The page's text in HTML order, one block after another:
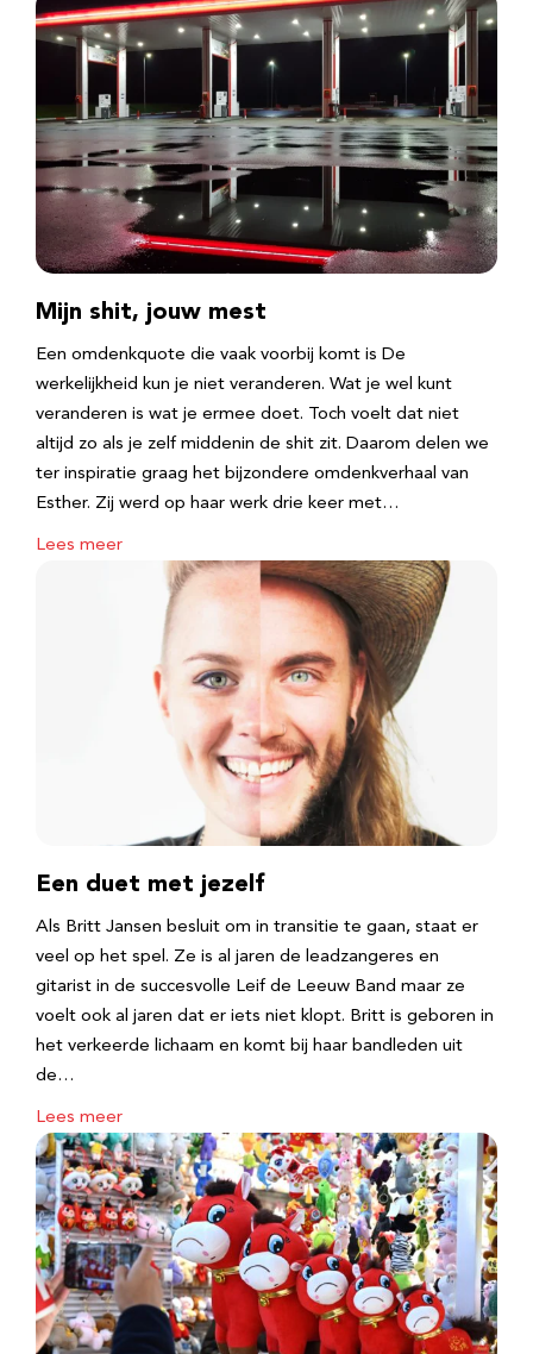
Mijn shit, jouw mest
Een omdenkquote die vaak voorbij komt is De
werkelijkheid kun je niet veranderen. Wat je wel kunt
veranderen is wat je ermee doet. Toch voelt dat niet
altijd zo als je zelf middenin de shit zit. Daarom delen we
ter inspiratie graag het bijzondere omdenkverhaal van
Esther. Zij werd op haar werk drie keer met…
Lees meer
Een duet met jezelf
Als Britt Jansen besluit om in transitie te gaan, staat er
veel op het spel. Ze is al jaren de leadzangeres en
gitarist in de succesvolle Leif de Leeuw Band maar ze
voelt ook al jaren dat er iets niet klopt. Britt is geboren in
het verkeerde lichaam en komt bij haar bandleden uit
de…
Lees meer